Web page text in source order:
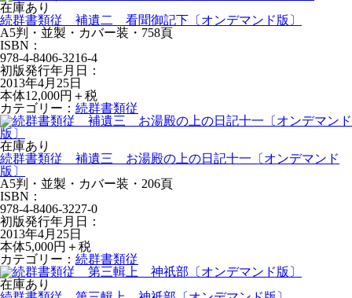
在庫あり
続群書類従 補遺二 看聞御記下〔オンデマンド版〕
A5判・並製・カバー装・758頁
ISBN：
978-4-8406-3216-4
初版発行年月日：
2013年4月25日
本体12,000円＋税
カテゴリー： 続群書類従
在庫あり
続群書類従 補遺三 お湯殿の上の日記十一〔オンデマンド
版〕
A5判・並製・カバー装・206頁
ISBN：
978-4-8406-3227-0
初版発行年月日：
2013年4月25日
本体5,000円＋税
カテゴリー： 続群書類従
在庫あり